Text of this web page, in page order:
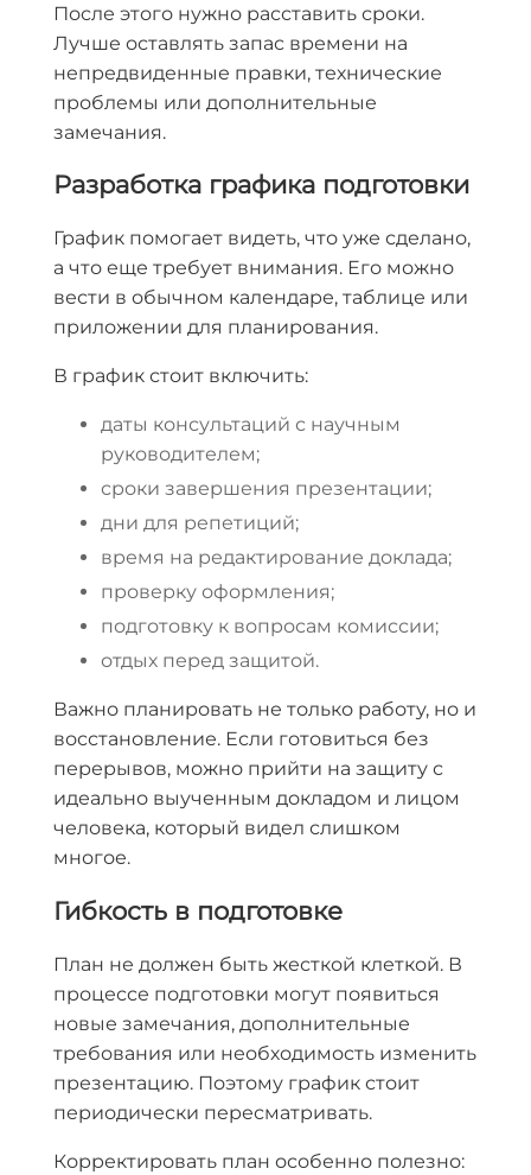
После этого нужно расставить сроки.
Лучше оставлять запас времени на
непредвиденные правки, технические
проблемы или дополнительные
замечания.
Разработка графика подготовки
График помогает видеть, что уже сделано,
а что еще требует внимания. Его можно
вести в обычном календаре, таблице или
приложении для планирования.
В график стоит включить:
даты консультаций с научным
руководителем;
сроки завершения презентации;
дни для репетиций;
время на редактирование доклада;
проверку оформления;
подготовку к вопросам комиссии;
отдых перед защитой.
Важно планировать не только работу, но и
восстановление. Если готовиться без
перерывов, можно прийти на защиту с
идеально выученным докладом и лицом
человека, который видел слишком
многое.
Гибкость в подготовке
План не должен быть жесткой клеткой. В
процессе подготовки могут появиться
новые замечания, дополнительные
требования или необходимость изменить
презентацию. Поэтому график стоит
периодически пересматривать.
Корректировать план особенно полезно: